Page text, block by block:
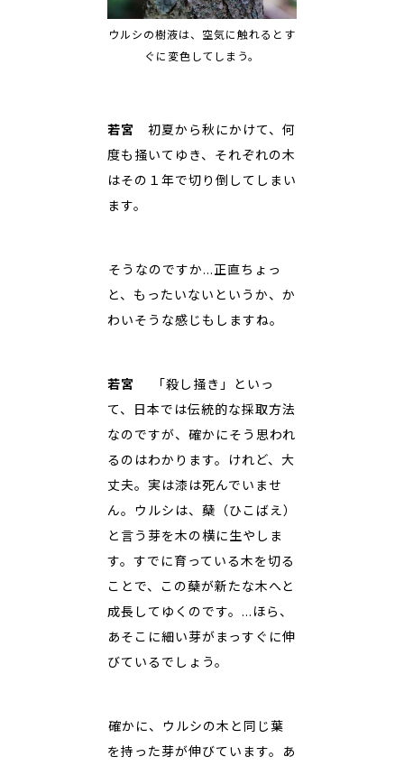
ウルシの樹液は、空気に触れるとす
ぐに変色してしまう。
若宮初夏から秋にかけて、何
度も掻いてゆき、それぞれの木
はその１年で切り倒してしまい
ます。
――そうなのですか…正直ちょっ
と、もったいないというか、か
わいそうな感じもしますね。
若宮
「殺し掻き」といっ
て、日本では伝統的な採取方法
なのですが、確かにそう思われ
るのはわかります。けれど、大
丈夫。実は漆は死んでいませ
ん。ウルシは、蘖（ひこばえ）
と言う芽を木の横に生やしま
す。すでに育っている木を切る
ことで、この蘖が新たな木へと
成長してゆくのです。…ほら、
あそこに細い芽がまっすぐに伸
びているでしょう。
――確かに、ウルシの木と同じ葉
を持った芽が伸びています。あ